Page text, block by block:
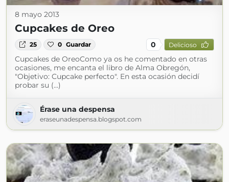
8 mayo 2013
Cupcakes de Oreo
25 0 Guardar 0 Delicioso
Cupcakes de OreoComo ya os he comentado en otras
ocasiones, me encanta el libro de Alma Obregón,
"Objetivo: Cupcake perfecto". En esta ocasión decidí
probar su (...)
Érase una despensa
eraseunadespensa.blogspot.com